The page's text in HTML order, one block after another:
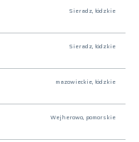
Sieradz, łódzkie
Sieradz, łódzkie
mazowieckie, łódzkie
Wejherowo, pomorskie